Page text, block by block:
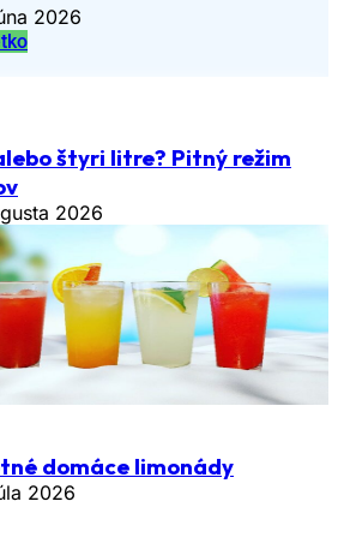
2026
štyri litre? Pitný režim
2026
domáce limonády
2026